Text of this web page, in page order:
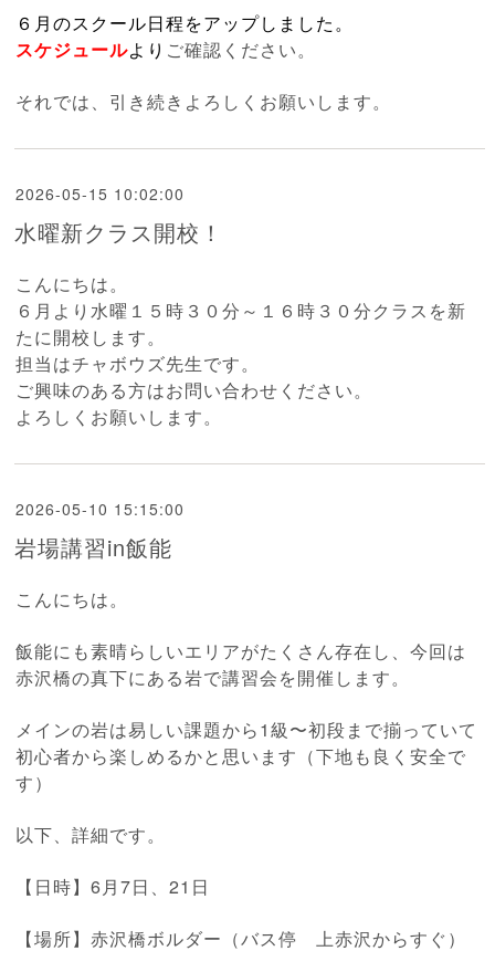
６月のスクール日程をアップしました。
スケジュールより ご確認ください。
それでは、引き続きよろしくお願いします。
2026-05-15 10:02:00
水曜新クラス開校！
こんにちは。
６月より水曜１５時３０分～１６時３０分クラスを新
たに開校します。
担当はチャボウズ先生です。
ご興味のある方はお問い合わせください。
よろしくお願いします。
2026-05-10 15:15:00
岩場講習in飯能
こんにちは。
飯能にも素晴らしいエリアがたくさん存在し、今回は
赤沢橋の真下にある岩で講習会を開催します。
メインの岩は易しい課題から1級〜初段まで揃っていて
初心者から楽しめるかと思います（下地も良く安全で
す）
以下、詳細です。
【日時】6月7日、21日
【場所】赤沢橋ボルダー（バス停 上赤沢からすぐ）